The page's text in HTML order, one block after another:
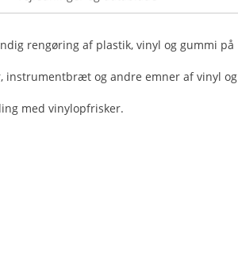
rengøring af plastik, vinyl og gummi på
instrumentbræt og andre emner af vinyl og
med vinylopfrisker.